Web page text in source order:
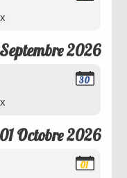
2026
30
Octobre 2026
01